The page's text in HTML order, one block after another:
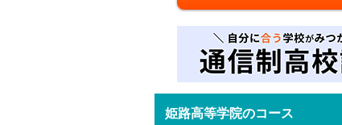
姫路高等学院のコース